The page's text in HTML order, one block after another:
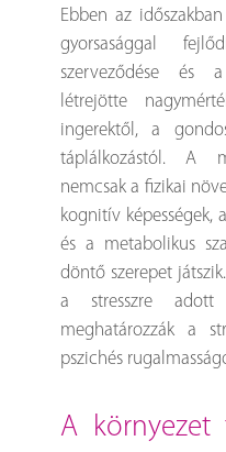
Ebben az
gyorsasággal
szerveződése és
létrejötte
ingerektől, a
táplálkozástól. A
nemcsak a fizikai
kognitív képességek,
és a metabolikus
döntő szerepet
a stresszre adott
meghatározzák a
pszichés
a környezet formáló ereje és